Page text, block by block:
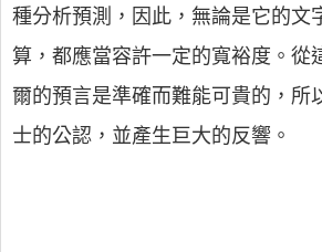
種分析預測，因此，無論是它的文
算，都應當容許一定的寬裕度。從
爾的預言是準確而難能可貴的，所
士的公認，並產生巨大的反響。